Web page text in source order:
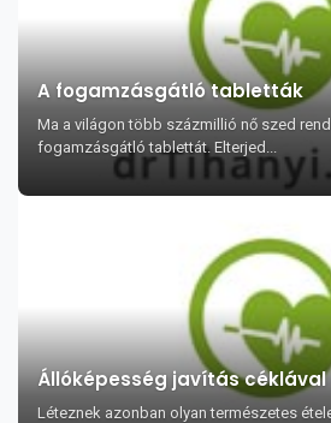
A fogamzásgátló tabletták
Ma a világon több százmillió nő szed
fogamzásgátló tablettát. Elterjed...
Állóképesség javítás céklával
Léteznek azonban olyan természetes